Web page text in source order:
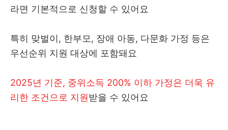
라면 기본적으로 신청할 수 있어요
특히 맞벌이, 한부모, 장애 아동, 다문화 가정 등은
우선순위 지원 대상에 포함돼요
2025년 기준, 중위소득 200% 이하 가정은 더욱 유
리한 조건으로 지원받을 수 있어요